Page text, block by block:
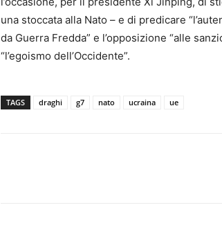
una stoccata alla Nato – e di predicare
da Guerra Fredda” e l’opposizione “alle
“l’egoismo dell’Occidente”.
TAGS draghi g7 nato ucraina ue